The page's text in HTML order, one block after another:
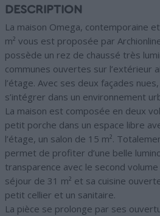
DESCRIPTION
La maison Omega, contemporaine
m² vous est proposée par
possède un rez de chaussé très
communes ouvertes sur l’extérieur
l’étage. Avec ses deux façades
s’intégrer dans un environnement
La maison est composée en deux
petit porche dans un espace libre
l’étage, un salon de 15 m².
permet de profiter d’une belle
transparence avec le second
séjour de 31 m² et sa cuisine
petit cellier et un sanitaire.
La pièce se prolonge par ses